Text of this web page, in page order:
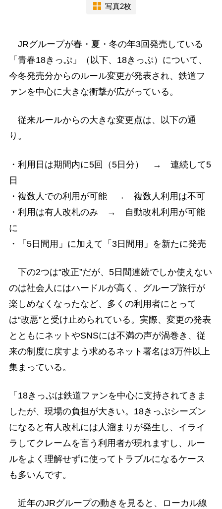
写真2枚
JRグループが春・夏・冬の年3回発売している
「青春18きっぷ」（以下、18きっぷ）について、
今冬発売分からのルール変更が発表され、鉄道フ
ァンを中心に大きな衝撃が広がっている。
従来ルールからの大きな変更点は、以下の通
り。
・利用日は期間内に5回（5日分） → 連続して5
日
・複数人での利用が可能 → 複数人利用は不可
・利用は有人改札のみ → 自動改札利用が可能
に
・「5日間用」に加えて「3日間用」を新たに発売
下の2つは“改正”だが、5日間連続でしか使えない
のは社会人にはハードルが高く、グループ旅行が
楽しめなくなったなど、多くの利用者にとって
は“改悪”と受け止められている。実際、変更の発表
とともにネットやSNSには不満の声が渦巻き、従
来の制度に戻すよう求めるネット署名は3万件以上
集まっている。
「18きっぷは鉄道ファンを中心に支持されてきま
したが、現場の負担が大きい。18きっぷシーズン
になると有人改札には人溜まりが発生し、イライ
ラしてクレームを言う利用者が現れますし、ルー
ルをよく理解せずに使ってトラブルになるケース
も多いんです。
近年のJRグループの動きを見ると、ローカル線